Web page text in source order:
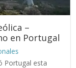
–
en Portugal
Portugal esta